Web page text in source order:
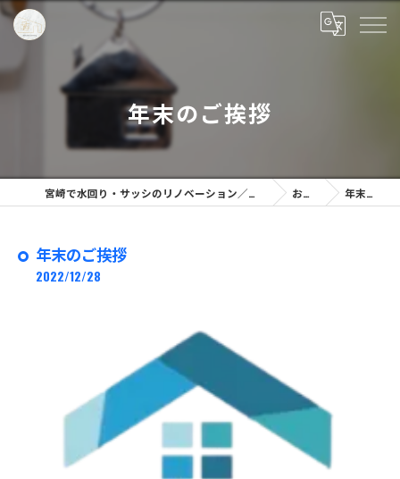
年末のご挨拶
宮崎で水回り・サッシのリノベーション／相談なら「株式会社リノプラン」へ お知らせ 年末のご挨拶
年末のご挨拶
2022/12/28